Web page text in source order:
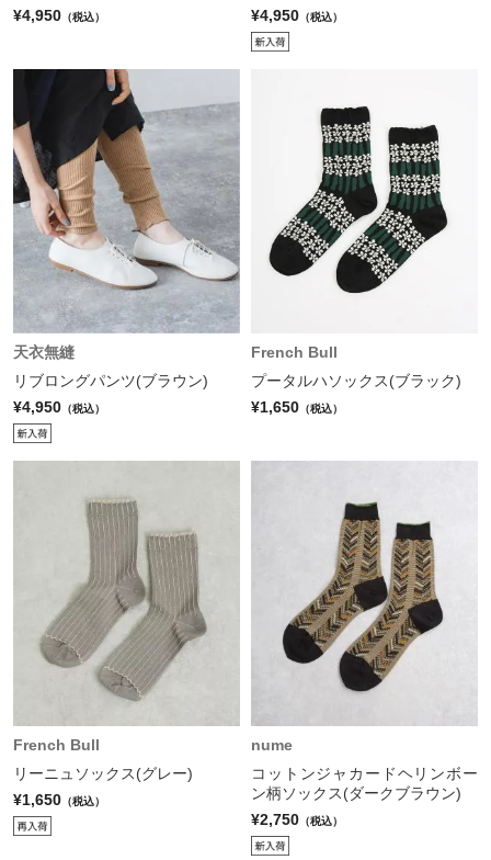
¥4,950 （税込）
¥4,950 （税込）
天衣無縫
リブロングパンツ(ブラウン)
¥4,950 （税込）
French Bull
プータルハソックス(ブラック)
¥1,650 （税込）
French Bull
リーニュソックス(グレー)
¥1,650 （税込）
nume
コットンジャカードヘリンボー
ン柄ソックス(ダークブラウン)
¥2,750 （税込）